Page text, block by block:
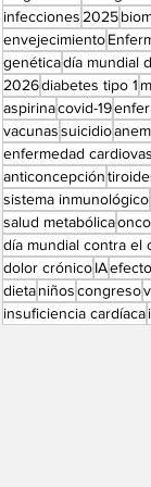
infecciones 2025
envejecimiento
genéticadía mundial
2026diabetes tipo 1
aspirinacovid-19
vacunassuicidio
enfermedad
anticoncepción
sistema inmunológico
salud metabólica
día mundial contra el
dolor crónicoIA
dietaniñoscongreso
insuficiencia cardíaca